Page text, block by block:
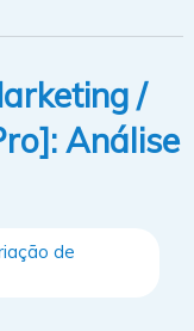
/
Análise
de